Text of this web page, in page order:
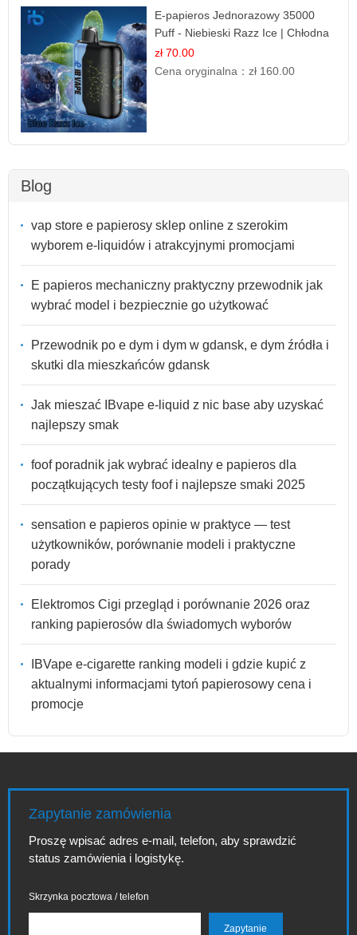
E-papieros Jednorazowy 35000
Puff - Niebieski Razz Ice | Chłodna
Malina
zł 70.00
Cena oryginalna：zł 160.00
Blog
vap store e papierosy sklep online z szerokim
wyborem e-liquidów i atrakcyjnymi promocjami
E papieros mechaniczny praktyczny przewodnik jak
wybrać model i bezpiecznie go użytkować
Przewodnik po e dym i dym w gdansk, e dym źródła i
skutki dla mieszkańców gdansk
Jak mieszać IBvape e-liquid z nic base aby uzyskać
najlepszy smak
foof poradnik jak wybrać idealny e papieros dla
początkujących testy foof i najlepsze smaki 2025
sensation e papieros opinie w praktyce — test
użytkowników, porównanie modeli i praktyczne
porady
Elektromos Cigi przegląd i porównanie 2026 oraz
ranking papierosów dla świadomych wyborów
IBVape e-cigarette ranking modeli i gdzie kupić z
aktualnymi informacjami tytoń papierosowy cena i
promocje
Zapytanie zamówienia
Proszę wpisać adres e-mail, telefon, aby sprawdzić
status zamówienia i logistykę.
Skrzynka pocztowa / telefon